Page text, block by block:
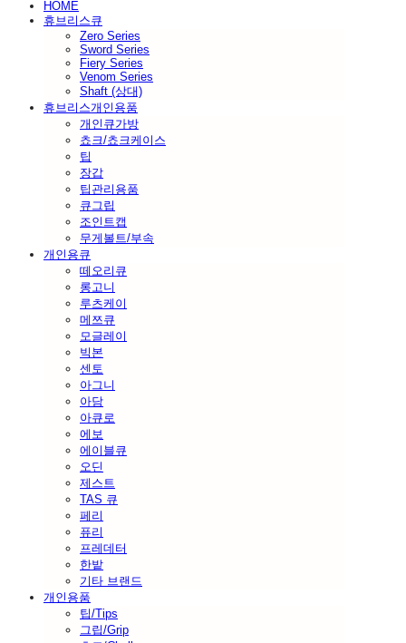
HOME
휴브리스큐
Zero Series
Sword Series
Fiery Series
Venom Series
Shaft (상대)
휴브리스개인용품
개인큐가방
쵸크/쵸크케이스
팁
장갑
팁관리용품
큐그립
조인트캡
무게볼트/부속
개인용큐
떼오리큐
롱고니
루츠케이
메쯔큐
모글레이
빅본
센토
아그니
아담
아큐로
에보
에이블큐
오딘
제스트
TAS 큐
페리
퓨리
프레데터
한밭
기타 브랜드
개인용품
팁/Tips
그립/Grip